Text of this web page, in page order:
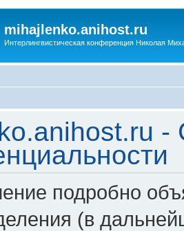
mihajlenko.anihost.ru
Интерлингвистическая конференция Николая
-
подробно
(в